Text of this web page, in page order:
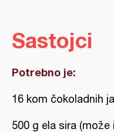
Sastojci
Potrebno je:
16 kom čokoladnih
500 g ela sira